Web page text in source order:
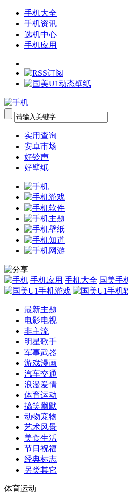
手机大全
手机资讯
选机中心
手机应用
实用查询
安卓市场
好铃声
好壁纸
手机应用 手机大全 国美手
最新主题
电影电视
非主流
明星歌手
军事武器
游戏漫画
汽车交通
浪漫爱情
体育运动
搞笑幽默
动物宠物
艺术风景
美食生活
节日祝福
经典标志
另类其它
体育运动